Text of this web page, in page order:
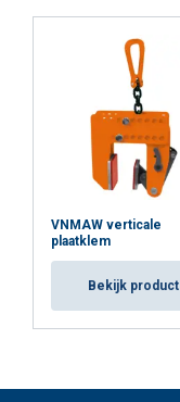
VNMAW verticale
plaatklem
Bekijk product